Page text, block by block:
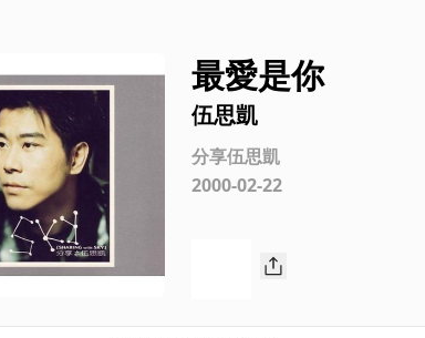
最愛是你
伍思凱
分享伍思凱
2000-02-22